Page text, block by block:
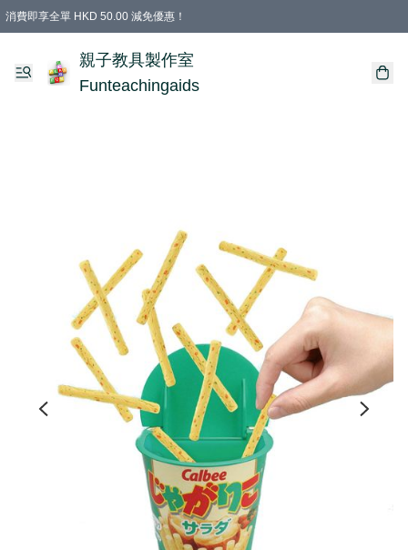
消費即享全單 HKD 50.00 減免優惠！
購物滿 HKD 699.00即享免運費優惠！（適用於 特定的送貨方式 )
凡購物滿HKD 699.00，即享免費禮品
親子教具製作室
Funteachingaids